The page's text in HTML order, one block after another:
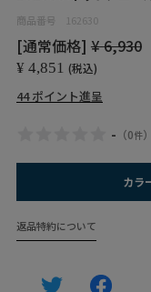
商品番号 162630
[通常価格] ¥6,930
¥ 4,851 税込
44 ポイント進呈
- （0件）
カラ
返品特約について